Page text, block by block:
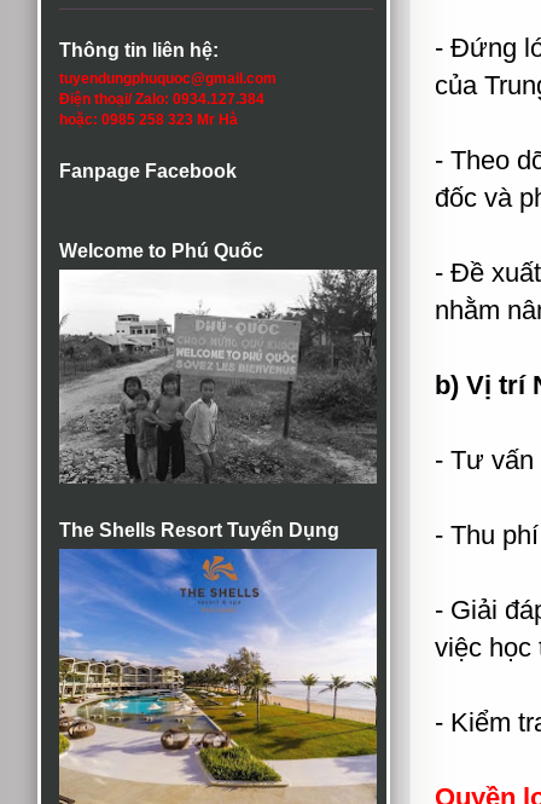
Thông tin liên hệ:
tuyendungphuquoc@gmail.com
Điện thoại/ Zalo: 0934.127.384
hoặc: 0985 258 323 Mr Hà
Fanpage Facebook
Welcome to Phú Quốc
The Shells Resort Tuyển Dụng
- Đứng
của
- Theo
đốc và
- Đề
nhằm
b) Vị trí
- Tư
- Thu
- Giải
việc học
- Kiểm
Quyền